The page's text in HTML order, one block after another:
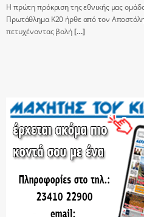
Η πρώτη πρόκριση της εθνικής μας
Πρωτάθλημα Κ20 ήρθε από τον
πετυχένοντας βολή[…]